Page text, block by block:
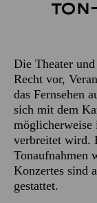
Die Theater
Recht vor,
das Fernsehen
sich mit dem
möglicherweise
verbreitet wird.
Tonaufnahmen
Konzertes sind
gestattet.